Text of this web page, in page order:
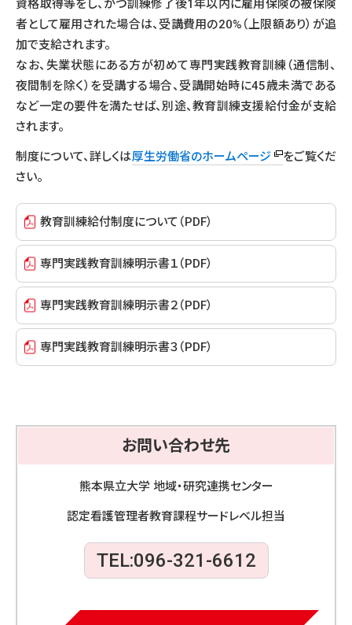
資格取得等をし、かつ訓練修了後1年以内に雇用保険の被保険
者として雇用された場合は、受講費用の20%（上限額あり）が追
加で支給されます。
なお、失業状態にある方が初めて専門実践教育訓練（通信制、
夜間制を除く）を受講する場合、受講開始時に45歳未満である
など一定の要件を満たせば、別途、教育訓練支援給付金が支給
されます。
制度について、詳しくは厚生労働省のホームページ
をご覧くだ
さい。
教育訓練給付制度について（PDF）
専門実践教育訓練明示書１（PDF）
専門実践教育訓練明示書２（PDF）
専門実践教育訓練明示書３（PDF）
お問い合わせ先
熊本県立大学 地域・研究連携センター
認定看護管理者教育課程サードレベル担当
TEL:096-321-6612